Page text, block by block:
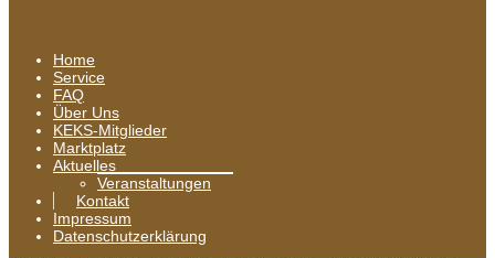
Home
Service
FAQ
Über Uns
KEKS-Mitglieder
Marktplatz
Aktuelles
Veranstaltungen
Kontakt
Impressum
Datenschutzerklärung